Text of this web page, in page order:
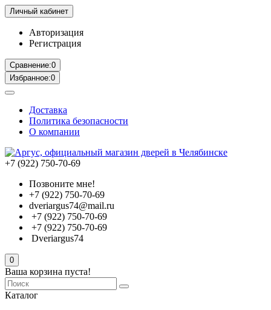
Личный кабинет
Авторизация
Регистрация
Сравнение:0
Избранное:0
Доставка
Политика безопасности
О компании
+7 (922) 750-70-69
Позвоните мне!
+7 (922) 750-70-69
dveriargus74@mail.ru
+7 (922) 750-70-69
+7 (922) 750-70-69
Dveriargus74
0
Ваша корзина пуста!
Каталог